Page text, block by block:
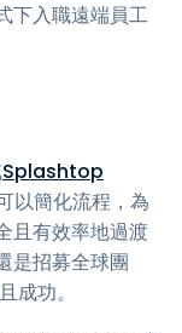
下入職遠端員工
Splashtop
以簡化流程，為
且有效率地過渡
是招募全球團
功。